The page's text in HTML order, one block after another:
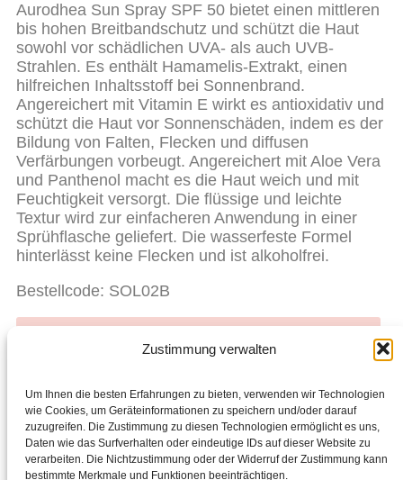
Zustimmung verwalten
Um Ihnen die besten Erfahrungen zu bieten, verwenden wir Technologien
wie Cookies, um Geräteinformationen zu speichern und/oder darauf
zuzugreifen. Die Zustimmung zu diesen Technologien ermöglicht es uns,
Daten wie das Surfverhalten oder eindeutige IDs auf dieser Website zu
verarbeiten. Die Nichtzustimmung oder der Widerruf der Zustimmung kann
bestimmte Merkmale und Funktionen beeinträchtigen.
Aurodhea Sun Spray SPF 50 bietet einen mittleren
bis hohen Breitbandschutz und schützt die Haut
sowohl vor schädlichen UVA- als auch UVB-
Strahlen. Es enthält Hamamelis-Extrakt, einen
hilfreichen Inhaltsstoff bei Sonnenbrand.
Angereichert mit Vitamin E wirkt es antioxidativ und
schützt die Haut vor Sonnenschäden, indem es der
Bildung von Falten, Flecken und diffusen
Verfärbungen vorbeugt. Angereichert mit Aloe Vera
und Panthenol macht es die Haut weich und mit
Feuchtigkeit versorgt. Die flüssige und leichte
Textur wird zur einfacheren Anwendung in einer
Sprühflasche geliefert. Die wasserfeste Formel
hinterlässt keine Flecken und ist alkoholfrei.
Bestellcode: SOL02B
Facebook
ZURÜCK WEITER